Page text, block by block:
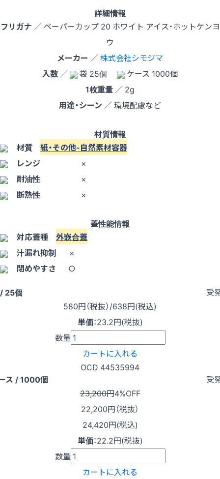
詳細情報
フリガナ ／ ペーパーカップ 20 ホワイト アイス・ホットケンヨ
ウ
メーカー ／株式会社シモジマ
入数 ／ 袋 25個
ケース 1000個
1枚重量 ／ 2g
用途・シーン ／ 環境配慮など
材質情報
材質 紙・その他-自然素材容器
レンジ
×
耐油性
×
断熱性
×
蓋性能情報
対応蓋種 外嵌合蓋
汁漏れ抑制
×
閉めやすさ
○
25個
受
580円（税抜）/638円(税込)
単価：23.2円(税抜)
数量
カートに入れる
OCD 44535994
ス / 1000個
受
23,200円4%OFF
22,200円（税抜）
24,420円(税込)
単価：22.2円(税抜)
数量
カートに入れる